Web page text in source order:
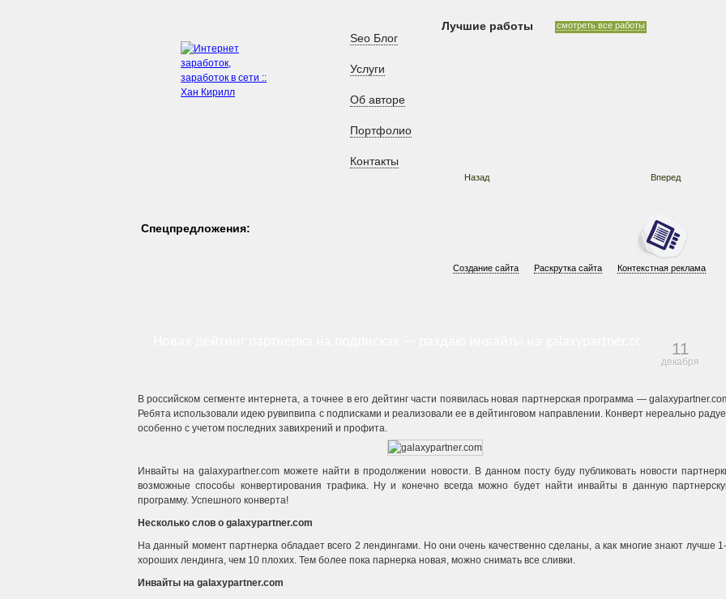
Seo Блог
Услуги
Об авторе
Портфолио
Контакты
Лучшие работы смотреть все работы
Назад Вперед
Спецпредложения:
Создание сайта Раскрутка сайта Контекстная реклама
11
декабря
В российском сегменте интернета, а точнее в его дейтинг части появилась новая партнерская программа —
Ребята использовали идею рувипвипа с подписками и реализовали ее в дейтинговом направлении. Конверт нереально
особенно с учетом последних завихрений и профита.
Инвайты на galaxypartner.com можете найти в продолжении новости. В данном посту буду публиковать новости
возможные способы конвертирования трафика. Ну и конечно всегда можно будет найти инвайты в данную
программу. Успешного конверта!
Несколько слов о galaxypartner.com
На данный момент партнерка обладает всего 2 лендингами. Но они очень качественно сделаны, а как многие знают лучше
хороших лендинга, чем 10 плохих. Тем более пока парнерка новая, можно снимать все сливки.
Инвайты на galaxypartner.com